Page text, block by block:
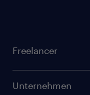
gulp.de
Freelancer
Projektbörse
Unternehmen